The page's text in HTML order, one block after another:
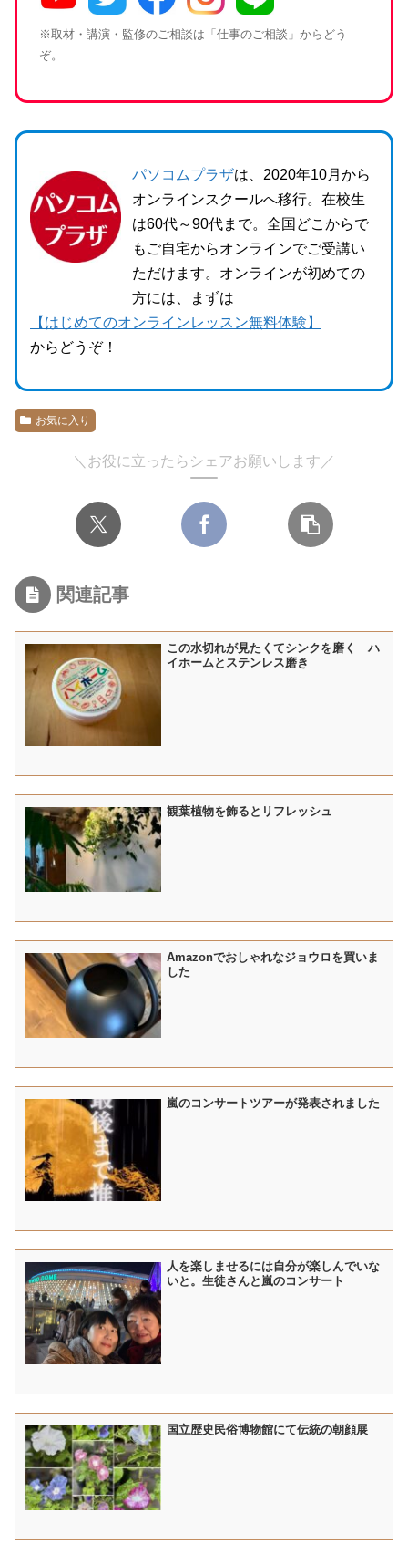
※取材・講演・監修のご相談は「仕事のご相談」からどう
ぞ。
パソコムプラザは、2020年10月から
オンラインスクールへ移行。在校生
は60代～90代まで。全国どこからで
もご自宅からオンラインでご受講い
ただけます。オンラインが初めての
方には、まずは
【はじめてのオンラインレッスン無料体験】
からどうぞ！
お気に入り
＼お役に立ったらシェアお願いします／
関連記事
この水切れが見たくてシンクを磨く ハ
イホームとステンレス磨き
観葉植物を飾るとリフレッシュ
Amazonでおしゃれなジョウロを買いま
した
嵐のコンサートツアーが発表されました
人を楽しませるには自分が楽しんでいな
いと。生徒さんと嵐のコンサート
国立歴史民俗博物館にて伝統の朝顔展